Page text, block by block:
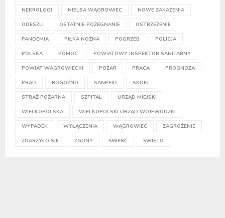
NEKROLOGI NIELBA WĄGROWIEC NOWE ZAKAŻENIA
ODESZLI OSTATNIE POŻEGNANIE OSTRZEŻENIE
PANDEMIA PIŁKA NOŻNA POGRZEB POLICJA
POLSKA POMOC POWIATOWY INSPEKTOR SANITARNY
POWIAT WĄGROWIECKI POŻAR PRACA PROGNOZA
PRĄD ROGOŹNO SANPEID SKOKI
STRAŻ POŻARNA SZPITAL URZĄD MIEJSKI
WIELKOPOLSKA WIELKOPOLSKI URZĄD WOJEWÓDZKI
WYPADEK WYŁĄCZENIA WĄGROWIEC ZAGROŻENIE
ZDARZYŁO SIĘ ZGONY ŚMIERĆ ŚWIĘTO